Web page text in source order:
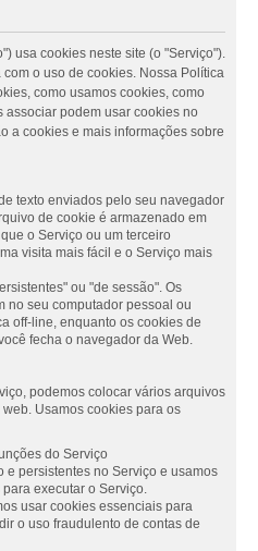
usa cookies neste site (o "Serviço").
o uso de cookies. Nossa Política
como usamos cookies, como
podem usar cookies no
a cookies e mais informações sobre
texto enviados pelo seu navegador
de cookie é armazenado em
o Serviço ou um terceiro
visita mais fácil e o Serviço mais
ou "de sessão". Os
no seu computador pessoal ou
off-line, enquanto os cookies de
fecha o navegador da Web.
podemos colocar vários arquivos
Usamos cookies para os
do Serviço
e persistentes no Serviço e usamos
executar o Serviço.
usar cookies essenciais para
o uso fraudulento de contas de